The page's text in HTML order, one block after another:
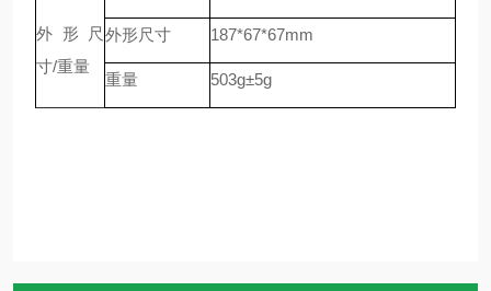
外形尺
寸/重量
外形尺寸 187*67*67mm
重量 503g±5g